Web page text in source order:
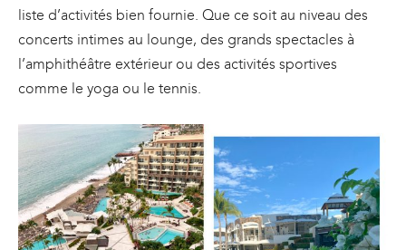
liste d’activités bien fournie. Que ce soit au niveau des
concerts intimes au lounge, des grands spectacles à
l’amphithéâtre extérieur ou des activités sportives
comme le yoga ou le tennis.